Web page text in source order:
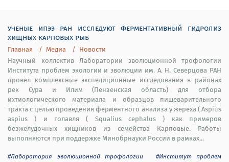
ученые ипээ ран исследуют ферментативный гидролиз
хищных карповых рыб
Главная Медиа
Новости
Научный коллектив Лаборатории эволюционной трофологии
Института проблем экологии и эволюции им. А. Н. Северцова РАН
провел комплексные экспедиционные исследования в районах
рек Сура и Илим (Пензенская область) для отбора
ихтиологического материала и образцов пищеварительного
тракта с целью проведения ферментного анализа у жереха ( Aspius
aspius ) и голавля ( Squalius cephalus ) как примеров
безжелудочных хищников из семейства Карповые. Работы
выполняются при поддержке Минобрнауки России в рамках...
#Лаборатория эволюционной трофологии #Институт проблем